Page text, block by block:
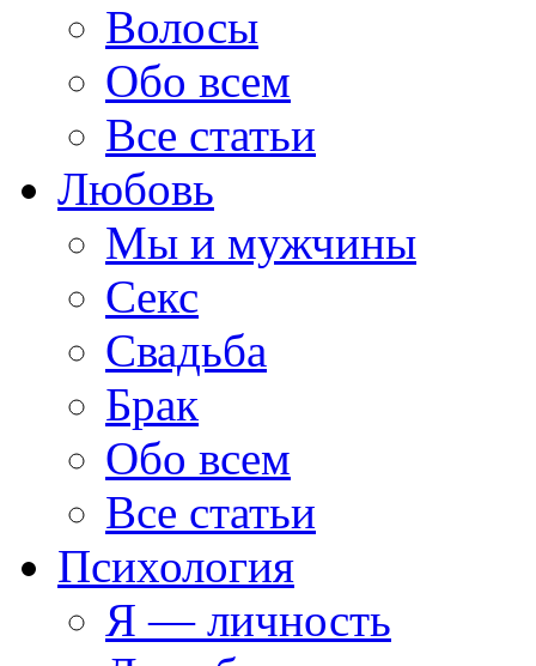
Волосы
Обо всем
Все статьи
Любовь
Мы и мужчины
Секс
Свадьба
Брак
Обо всем
Все статьи
Психология
Я — личность